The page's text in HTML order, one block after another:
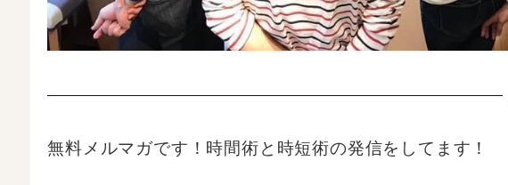
無料メルマガです！時間術と時短術の発信をしてます！